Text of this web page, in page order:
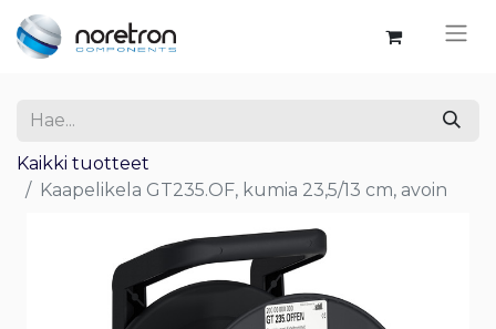
Kaikki tuotteet
Kaapelikela GT235.OF, kumia 23,5/13 cm, avoin